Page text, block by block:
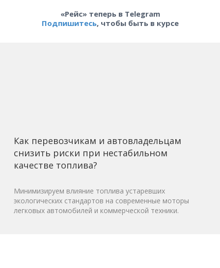
«Рейс» теперь в Telegram
Подпишитесь, чтобы быть в курсе
Как перевозчикам и автовладельцам
снизить риски при нестабильном
качестве топлива?
Минимизируем влияние топлива устаревших
экологических стандартов на современные моторы
легковых автомобилей и коммерческой техники.